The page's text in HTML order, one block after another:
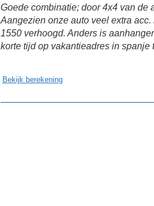
Goede combinatie; door 4x4 van de
Aangezien onze auto veel extra
1550 verhoogd. Anders is
korte tijd op vakantieadres in spanje
Bekijk berekening